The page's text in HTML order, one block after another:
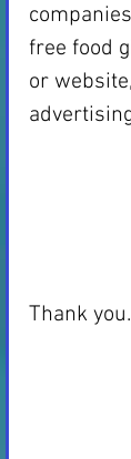
free food
or
Thank